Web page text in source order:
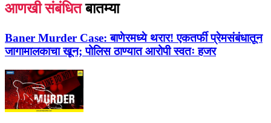
आणखी संबंधित बातम्या
Baner Murder Case: बाणेरमध्ये थरार! एकतर्फी प्रेमसंबंधातून
जागामालकाचा खून; पोलिस ठाण्यात आरोपी स्वतः हजर